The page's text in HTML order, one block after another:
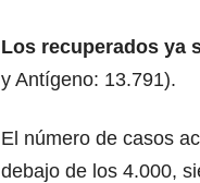
Los recuperados ya
y Antígeno: 13.791).
El número de casos
debajo de los 4.000,